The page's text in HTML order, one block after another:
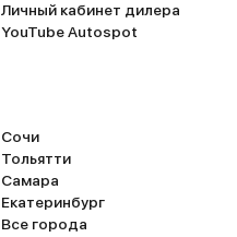
Личный кабинет дилера
YouTube Autospot
Сочи
Тольятти
Самара
Екатеринбург
Все города